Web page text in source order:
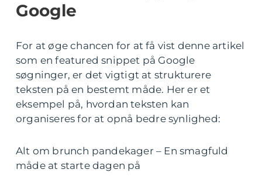
Google
For at øge chancen for at få vist denne artikel
som en featured snippet på Google
søgninger, er det vigtigt at strukturere
teksten på en bestemt måde. Her er et
eksempel på, hvordan teksten kan
organiseres for at opnå bedre synlighed:
Alt om brunch pandekager – En smagfuld
måde at starte dagen på